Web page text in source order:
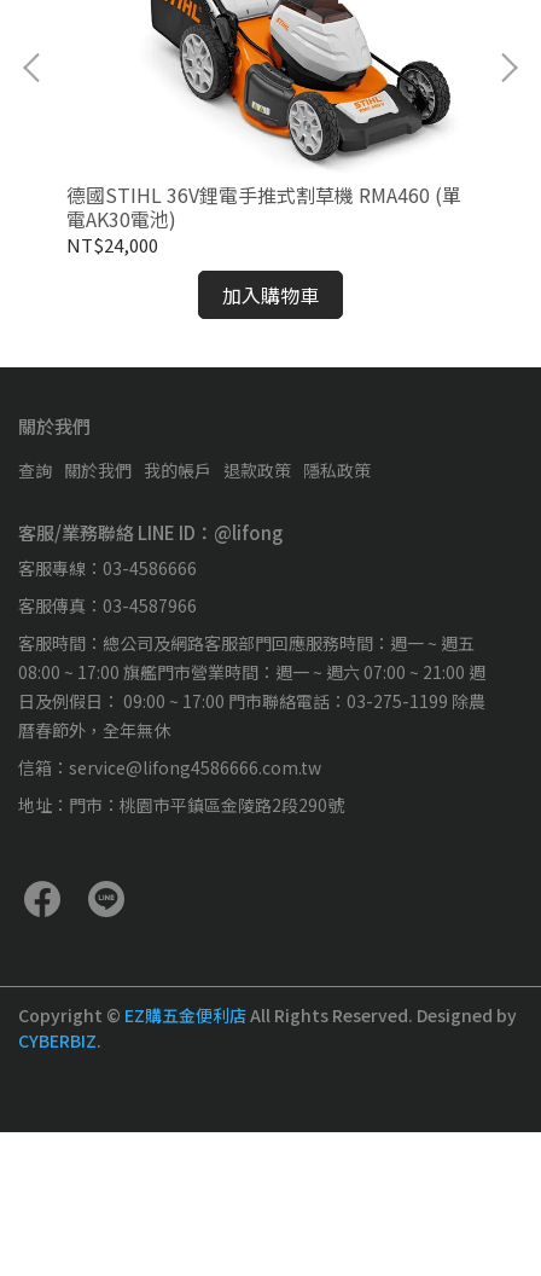
德國STIHL 36V鋰電手推式割草機 RMA460 (單
電AK30電池)
NT$24,000
加入購物車
關於我們
查詢 關於我們 我的帳戶 退款政策 隱私政策
客服/業務聯絡 LINE ID：@lifong
客服專線：03-4586666
客服傳真：03-4587966
客服時間：總公司及網路客服部門回應服務時間：週一 ~ 週五
08:00 ~ 17:00 旗艦門市營業時間：週一 ~ 週六 07:00 ~ 21:00 週
日及例假日： 09:00 ~ 17:00 門市聯絡電話：03-275-1199 除農
曆春節外，全年無休
信箱：service@lifong4586666.com.tw
地址：門市：桃園市平鎮區金陵路2段290號
Copyright © EZ購五金便利店All Rights Reserved. Designed by
CYBERBIZ.